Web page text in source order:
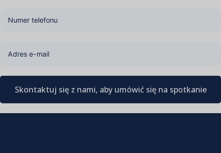
Skontaktuj się z nami, aby umówić się na spotkanie